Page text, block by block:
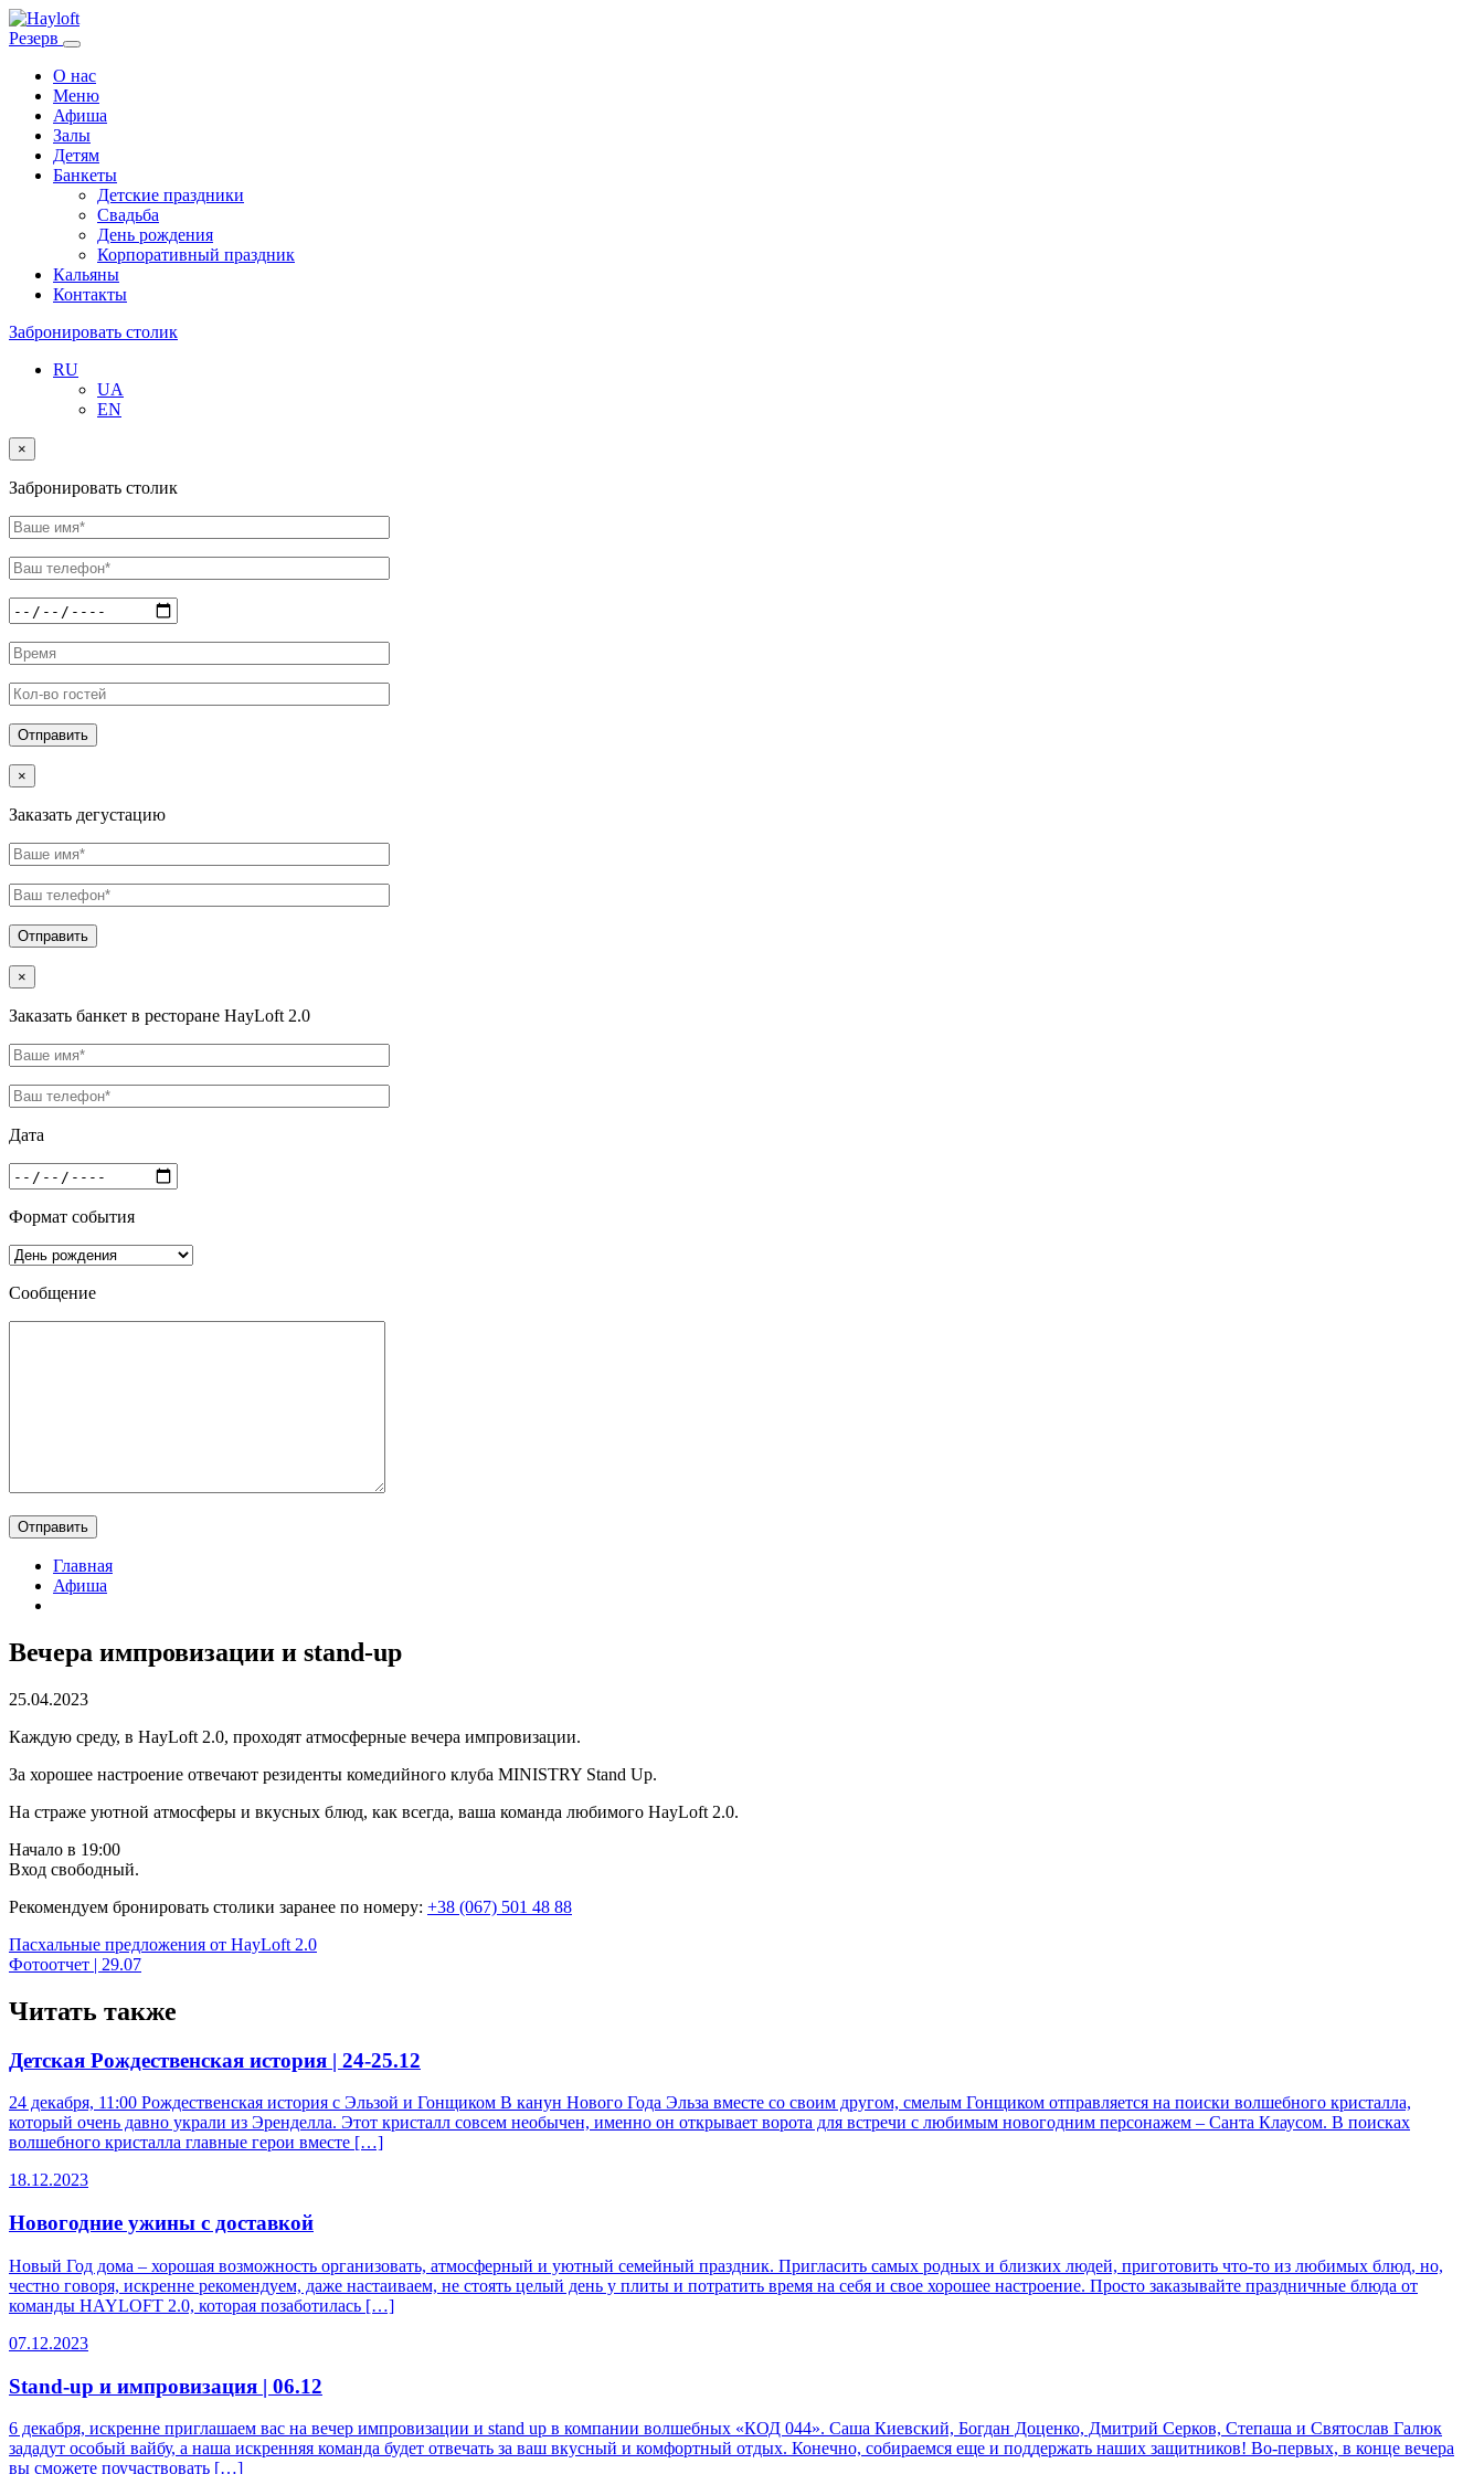
Резерв
О нас
Меню
Афиша
Залы
Детям
Банкеты
Детские праздники
Свадьба
День рождения
Корпоративный праздник
Кальяны
Контакты
Забронировать столик
RU
UA
EN
×
Забронировать столик
×
Заказать дегустацию
×
Заказать банкет в ресторане HayLoft 2.0
Дата
Формат события
Сообщение
Главная
Афиша
Вечера импровизации и stand-up
25.04.2023
Каждую среду, в HayLoft 2.0, проходят атмосферные вечера импровизации.
За хорошее настроение отвечают резиденты комедийного клуба MINISTRY Stand Up.
На страже уютной атмосферы и вкусных блюд, как всегда, ваша команда любимого HayLoft 2.0.
Начало в 19:00
Вход свободный.
Рекомендуем бронировать столики заранее по номеру: +38 (067) 501 48 88
Навигация
по
записям
Пасхальные предложения от HayLoft 2.0
Фотоотчет | 29.07
Читать также
Детская Рождественская история | 24-25.12
24 декабря, 11:00 Рождественская история с Эльзой и Гонщиком В канун Нового Года Эльза вместе со своим другом, смелым Гонщиком отправляется на поиски волшебного кристалла,
который очень давно украли из Эренделла. Этот кристалл совсем необычен, именно он открывает ворота для встречи с любимым новогодним персонажем – Санта Клаусом. В поисках
волшебного кристалла главные герои вместе […]
18.12.2023
Новогодние ужины с доставкой
Новый Год дома – хорошая возможность организовать, атмосферный и уютный семейный праздник. Пригласить самых родных и близких людей, приготовить что-то из любимых блюд, но,
честно говоря, искренне рекомендуем, даже настаиваем, не стоять целый день у плиты и потратить время на себя и свое хорошее настроение. Просто заказывайте праздничные блюда от
команды HAYLOFT 2.0, которая позаботилась […]
07.12.2023
Stand-up и импровизация | 06.12
6 декабря, искренне приглашаем вас на вечер импровизации и stand up в компании волшебных «КОД 044». Саша Киевский, Богдан Доценко, Дмитрий Серков, Степаша и Святослав Галюк
зададут особый вайбу, а наша искренняя команда будет отвечать за ваш вкусный и комфортный отдых. Конечно, собираемся еще и поддержать наших защитников! Во-первых, в конце вечера
вы сможете поучаствовать […]